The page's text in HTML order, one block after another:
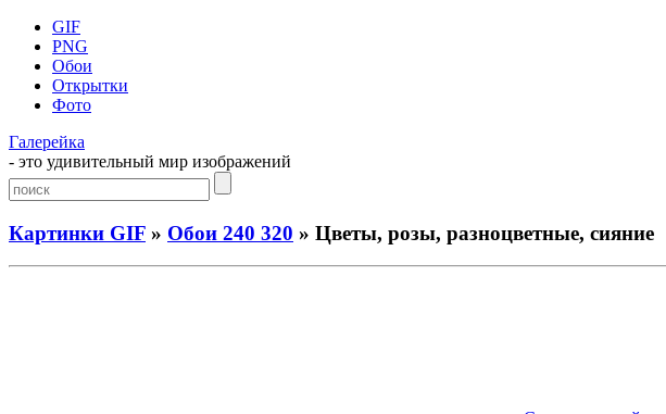
GIF
PNG
Обои
Открытки
Фото
Галерейка
- это удивительный мир изображений
Картинки GIF » Обои 240 320 » Цветы, розы, разноцветные, сияние